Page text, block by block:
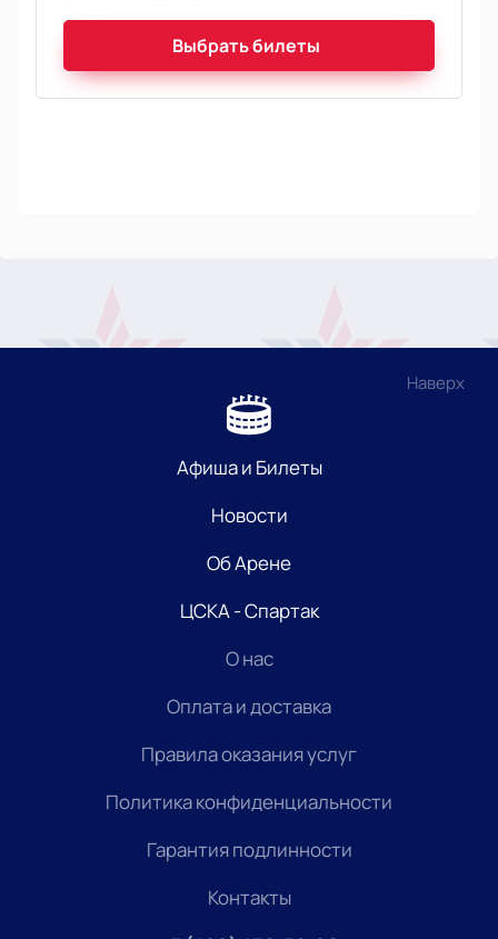
Выбрать билеты
Наверх
Афиша и Билеты
Новости
Об Арене
ЦСКА - Спартак
О нас
Оплата и доставка
Правила оказания услуг
Политика конфиденциальности
Гарантия подлинности
Контакты